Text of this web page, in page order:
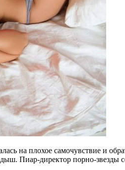
на плохое самочувствие и
Пиар-директор порно-